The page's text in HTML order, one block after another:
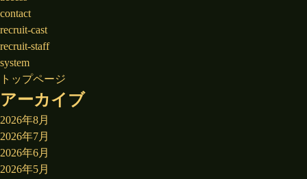
contact
recruit-cast
recruit-staff
system
トップページ
アーカイブ
2026年8月
2026年7月
2026年6月
2026年5月